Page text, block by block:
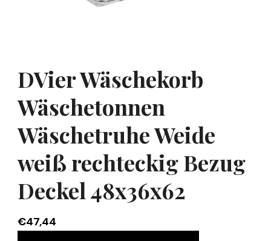
DVier Wäschekorb
Wäschetonnen
Wäschetruhe Weide
weiß rechteckig Bezug
Deckel 48x36x62
€47,44